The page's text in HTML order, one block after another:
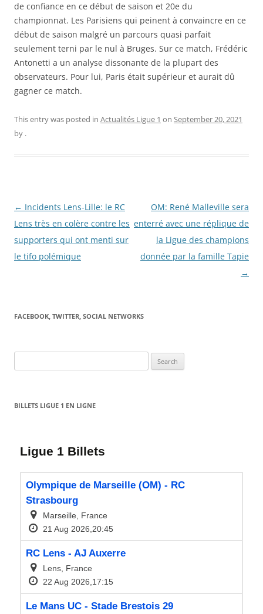
de confiance en ce début de saison et 20e du
championnat. Les Parisiens qui peinent à convaincre en ce
début de saison malgré un parcours quasi parfait
seulement terni par le nul à Bruges. Sur ce match, Frédéric
Antonetti a un analyse dissonante de la plupart des
observateurs. Pour lui, Paris était supérieur et aurait dû
gagner ce match.
This entry was posted in Actualités Ligue 1 on September 20, 2021
by .
Post
navigation
← Incidents Lens-Lille: le RC
Lens très en colère contre les
supporters qui ont menti sur
le tifo polémique
OM: René Malleville sera
enterré avec une réplique de
la Ligue des champions
donnée par la famille Tapie
→
FACEBOOK, TWITTER, SOCIAL NETWORKS
for:
BILLETS LIGUE 1 EN LIGNE